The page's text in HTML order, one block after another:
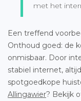
met het
Een treffend
Onthoud goed: de
onmisbaar. Door
stabiel internet,
spotgoedkope
Allingawier? Bekijk